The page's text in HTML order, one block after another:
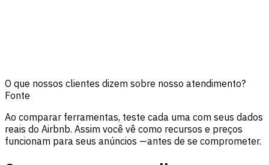
O que nossos clientes dizem sobre nosso atendimento?
Fonte
Ao comparar ferramentas, teste cada uma com seus dados
reais do Airbnb. Assim você vê como recursos e preços
funcionam para seus anúncios —antes de se comprometer.